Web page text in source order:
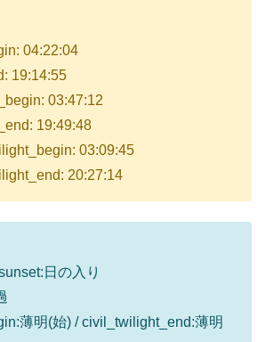
04:22:04
19:14:55
03:47:12
19:49:48
03:09:45
20:27:14
日の入り
薄明(始) / civil_twilight_end:薄明